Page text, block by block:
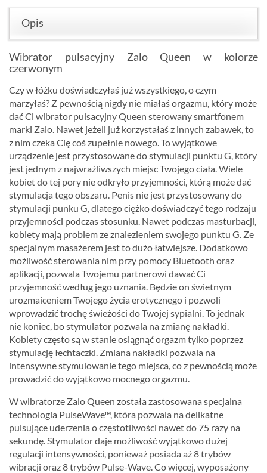
Opis
Wibrator pulsacyjny Zalo Queen w kolorze
czerwonym
Czy w łóżku doświadczyłaś już wszystkiego, o czym
marzyłaś? Z pewnością nigdy nie miałaś orgazmu, który może
dać Ci wibrator pulsacyjny Queen sterowany smartfonem
marki Zalo. Nawet jeżeli już korzystałaś z innych zabawek, to
z nim czeka Cię coś zupełnie nowego. To wyjątkowe
urządzenie jest przystosowane do stymulacji punktu G, który
jest jednym z najwrażliwszych miejsc Twojego ciała. Wiele
kobiet do tej pory nie odkryło przyjemności, którą może dać
stymulacja tego obszaru. Penis nie jest przystosowany do
stymulacji punku G, dlatego ciężko doświadczyć tego rodzaju
przyjemności podczas stosunku. Nawet podczas masturbacji,
kobiety mają problem ze znalezieniem swojego punktu G. Ze
specjalnym masażerem jest to dużo łatwiejsze. Dodatkowo
możliwość sterowania nim przy pomocy Bluetooth oraz
aplikacji, pozwala Twojemu partnerowi dawać Ci
przyjemność według jego uznania. Będzie on świetnym
urozmaiceniem Twojego życia erotycznego i pozwoli
wprowadzić trochę świeżości do Twojej sypialni. To jednak
nie koniec, bo stymulator pozwala na zmianę nakładki.
Kobiety często są w stanie osiągnąć orgazm tylko poprzez
stymulację łechtaczki. Zmiana nakładki pozwala na
intensywne stymulowanie tego miejsca, co z pewnością może
prowadzić do wyjątkowo mocnego orgazmu.
W wibratorze Zalo Queen została zastosowana specjalna
technologia PulseWave™, która pozwala na delikatne
pulsujące uderzenia o częstotliwości nawet do 75 razy na
sekundę. Stymulator daje możliwość wyjątkowo dużej
regulacji intensywności, ponieważ posiada aż 8 trybów
wibracji oraz 8 trybów Pulse-Wave. Co więcej, wyposażony